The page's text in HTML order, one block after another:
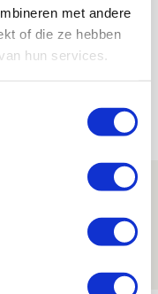
met andere
of die ze hebben
hun services.
begin